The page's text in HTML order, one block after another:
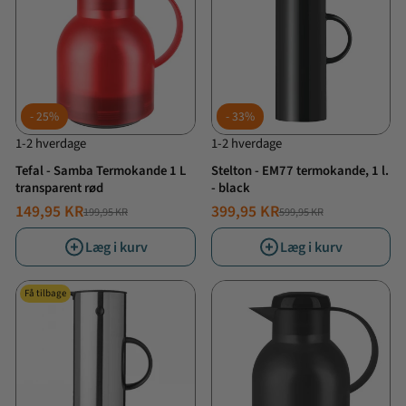
25%
1-2 hverdage
Tefal - Samba Termokande 1 L
transparent rød
NORMALPRIS199,95 KR
TILBUDSPRIS
149,95 KR
Læg i kurv
33%
1-2 hverdage
Stelton - EM77 termokande, 1 l.
- black
NORMALPRIS599,95 KR
TILBUDSPRIS
399,95 KR
Læg i kurv
Få tilbage